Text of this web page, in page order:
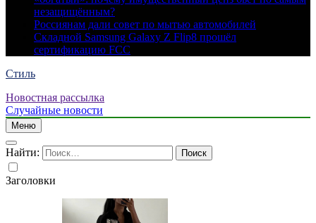
незащищённым?
Россиянам дали совет по мытью автомобилей
Складной Samsung Galaxy Z Flip8 прошёл
сертификацию FCC
Стиль
Новостная рассылка
Случайные новости
Меню
Найти:
Заголовки